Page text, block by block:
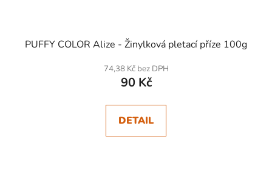
PUFFY COLOR Alize - Žinylková pletací příze 100g
74,38 Kč bez DPH
90 Kč
DETAIL